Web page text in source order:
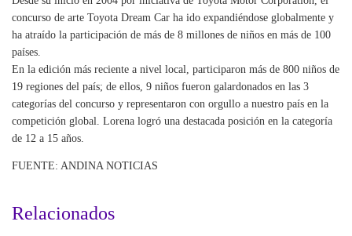
concurso de arte Toyota Dream Car ha ido expandiéndose globalmente y
ha atraído la participación de más de 8 millones de niños en más de 100
países.
En la edición más reciente a nivel local, participaron más de 800 niños de
19 regiones del país; de ellos, 9 niños fueron galardonados en las 3
categorías del concurso y representaron con orgullo a nuestro país en la
competición global. Lorena logró una destacada posición en la categoría
de 12 a 15 años.
FUENTE: ANDINA NOTICIAS
Relacionados